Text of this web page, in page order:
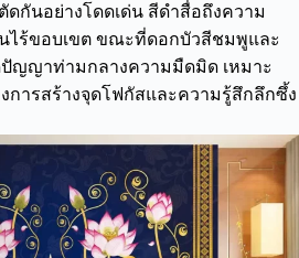
ดกันอย่างโดดเด่น สีดำสื่อถึงความ
ไร้ขอบเขต ขณะที่ดอกบัวสีชมพูและ
ปัญญาท่ามกลางความมืดมิด เหมาะ
การสร้างจุดโฟกัสและความรู้สึกลึกซึ้ง